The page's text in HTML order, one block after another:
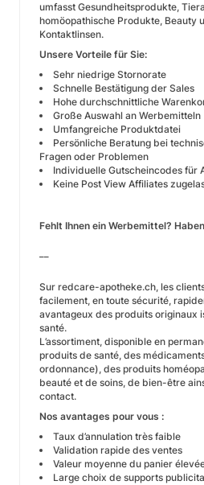
umfasst Gesundheitsprodukte,
homöopathische Produkte, Beauty
Kontaktlinsen.
Unsere Vorteile für Sie:
Sehr niedrige Stornorate
Schnelle Bestätigung der Sales
Hohe durchschnittliche
Große Auswahl an Werbemitteln
Umfangreiche Produktdatei
Persönliche Beratung bei
Fragen oder Problemen
Individuelle Gutscheincodes für
Keine Post View Affiliates
Fehlt Ihnen ein Werbemittel?
Sur redcare-apotheke.ch, les
facilement, en toute sécurité,
avantageux des produits originaux
santé.
L’assortiment, disponible en
produits de santé, des
ordonnance), des produits
beauté et de soins, de bien-être
contact.
Nos avantages pour vous :
Taux d’annulation très faible
Validation rapide des ventes
Valeur moyenne du panier
Large choix de supports